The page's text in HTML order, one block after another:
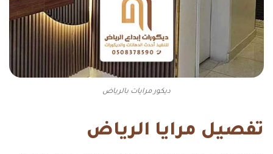
ديكور مرايات بالرياض
تفصيل مرايا الرياض